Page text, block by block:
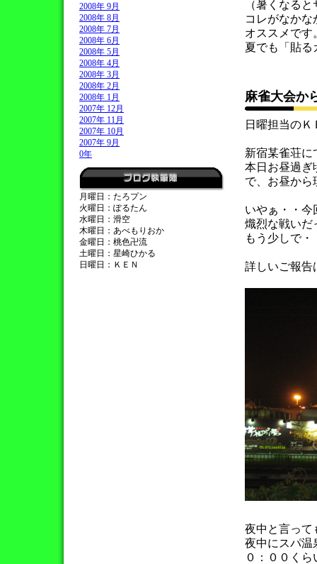
2008年 9月
2008年 8月
2008年 7月
2008年 6月
2008年 5月
2008年 4月
2008年 3月
2008年 2月
2008年 1月
2007年 12月
2007年 11月
2007年 10月
2007年 9月
0年
月曜日：たろプン
火曜日：ぽるたん
水曜日：滑空
木曜日：あべもりおか
金曜日：桃色卍流
土曜日：星崎ひかる
日曜日：ＫＥＮ
（暑くなる
コレがなかな
オススメです
夏でも「貼
麻雀大会か
日曜担当のＫ
新宿某雀荘に
本日お昼過ぎ
で、お昼から
いやぁ・・今
熾烈な戦いだ
もう少しで
詳しいご報
夜中と言って
夜中にスパ温
０：００く